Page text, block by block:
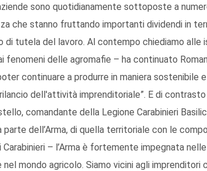
sono quotidianamente sottoposte a
che stanno fruttando importanti dividendi in
tutela del lavoro. Al contempo chiediamo
fenomeni delle agromafie – ha continuato
continuare a produrre in maniera
dell'attività imprenditoriale”. E di
comandante della Legione Carabinieri
parte dell’Arma, di quella territoriale con le
Carabinieri – l’Arma è fortemente impegnata
nel mondo agricolo. Siamo vicini agli